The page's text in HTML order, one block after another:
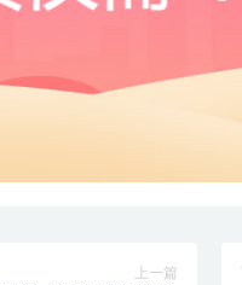
上一篇